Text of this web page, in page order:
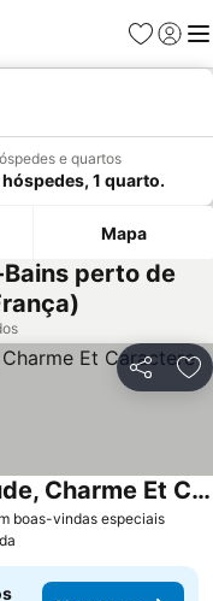
Favoritos
Iniciar
e quartos
1 quarto.
Mapa
perto de
Partilhar
boas-vindas especiais
Appart'Hotel Castel Emeraude, Charme Et Caractere